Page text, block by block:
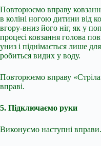
Повторюємо вправу
в коліні ногою дитини від
вгору-вниз його ніг, як у
процесі ковзання голова
униз і піднімається лише
робиться видих у воду.
Повторюємо вправу
вправі.
5. Підключаємо руки
Виконуємо наступні вправи.